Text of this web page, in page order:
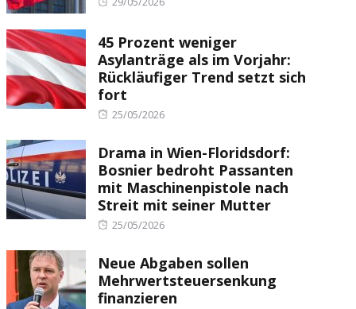
45 Prozent weniger
Asylanträge als im Vorjahr:
Rückläufiger Trend setzt sich
fort
Posted
25/05/2026
Drama in Wien-Floridsdorf:
Bosnier bedroht Passanten
mit Maschinenpistole nach
Streit mit seiner Mutter
Posted
25/05/2026
Neue Abgaben sollen
Mehrwertsteuersenkung
finanzieren